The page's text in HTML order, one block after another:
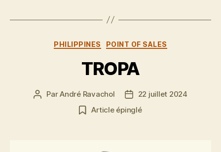
Catégories
PHILIPPINES POINT OF SALES
TROPA
Auteur
ParAndré Ravachol
Date
de
l’article
22 juillet 2024
Article épinglé